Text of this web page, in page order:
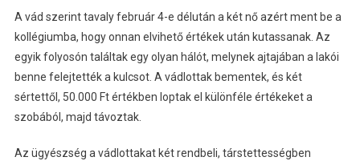
A vád szerint tavaly február 4-e délután a két nő azért ment be a
kollégiumba, hogy onnan elvihető értékek után kutassanak. Az
egyik folyosón találtak egy olyan hálót, melynek ajtajában a lakói
benne felejtették a kulcsot. A vádlottak bementek, és két
sértettől, 50.000 Ft értékben loptak el különféle értékeket a
szobából, majd távoztak.
Az ügyészség a vádlottakat két rendbeli, társtettességben